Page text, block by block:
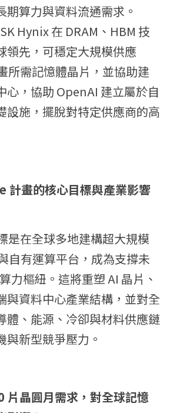
期算力與資料流通需求。
Hynix 在 DRAM、HBM 技
領先，可穩定大規模供應
所需記憶體晶片，並協助建
心，協助 OpenAI 建立屬於自
設施，擺脫對特定供應商的高
計畫的核心目標與產業影響
是在全球多地建構超大規模
自有運算平台，成為支撐未
力樞紐。這將重塑 AI 晶片、
與資料中心產業結構，並對全
體、能源、冷卻與材料供應鏈
與新型競爭壓力。
片晶圓月需求，對全球記憶